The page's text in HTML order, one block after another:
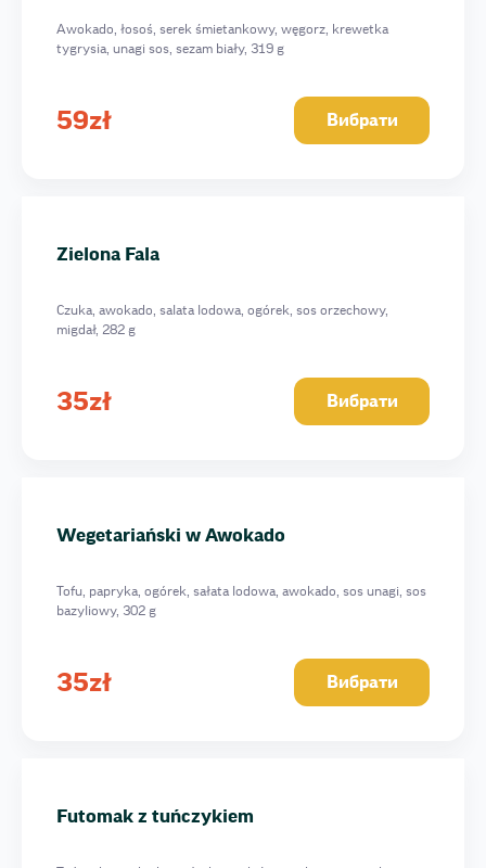
Awokado, łosoś, serek śmietankowy, węgorz, krewetka
tygrysia, unagi sos, sezam biały, 319 g
59zł Вибрати
Zielona Fala
Czuka, awokado, salata lodowa, ogórek, sos orzechowy,
migdał, 282 g
35zł Вибрати
Wegetariański w Awokado
Tofu, papryka, ogórek, sałata lodowa, awokado, sos unagi, sos
bazyliowy, 302 g
35zł Вибрати
Futomak z tuńczykiem